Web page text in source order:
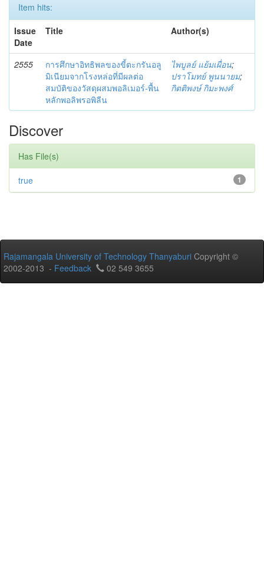
Item hits:
Issue
Date
Title Author(s)
2555
การศึกษาอิทธิพลของขี้ตะกรันอลู
มิเนียมจากโรงหล่อที่มีผลต่อ
สมบัติของวัสดุผสมพอลิเมอร์-พื้น
หลักพอลิพรอพิลีน
ไพบูลย์ แย้มเผื่อน;
ปราโมทย์ พูนนายม;
กิตติพงษ์ กิมะพงศ์
Discover
Has File(s)
1
true
Rajamangala University of Technology Thanyaburi Copyright ©
2002-2013 - Feedback 02 549 3655